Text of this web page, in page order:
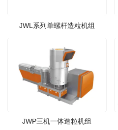
JWL系列单螺杆造粒机组
JWP三机一体造粒机组